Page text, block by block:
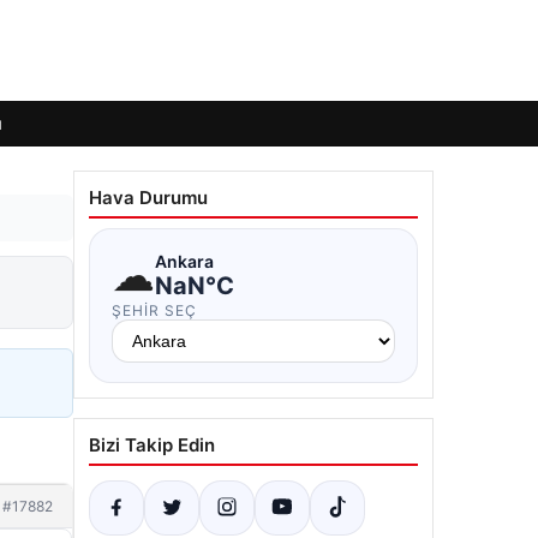
#17882
Hava Durumu
☁Ankara
NaN°C
ŞEHIR SEÇ
Bizi Takip Edin